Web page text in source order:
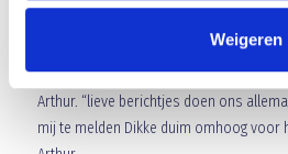
Weigeren
een nare uitslag van de scan die bij hem
in Tilburg gekeken wat de
Arthur. “lieve berichtjes doen ons
mij te melden Dikke duim omhoog voor